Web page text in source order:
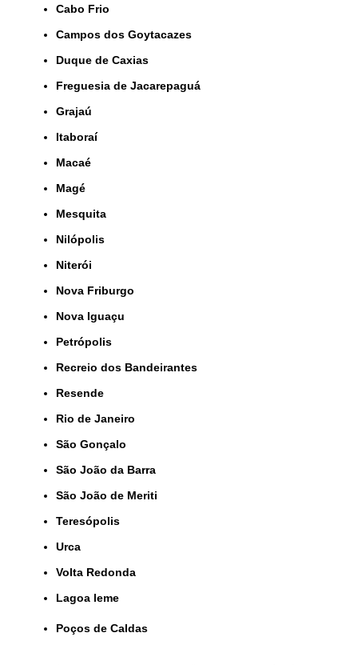
Cabo Frio
Campos dos Goytacazes
Duque de Caxias
Freguesia de Jacarepaguá
Grajaú
Itaboraí
Macaé
Magé
Mesquita
Nilópolis
Niterói
Nova Friburgo
Nova Iguaçu
Petrópolis
Recreio dos Bandeirantes
Resende
Rio de Janeiro
São Gonçalo
São João da Barra
São João de Meriti
Teresópolis
Urca
Volta Redonda
lagoa leme
Poços de Caldas